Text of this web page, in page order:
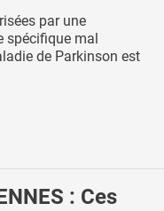
par une
spécifique mal
de Parkinson est
: Ces